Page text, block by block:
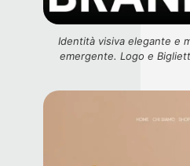
Identità visiva elegante e
emergente. Logo e